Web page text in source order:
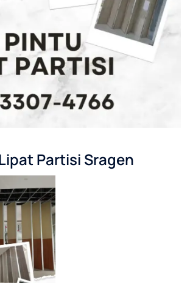
Partisi Sragen